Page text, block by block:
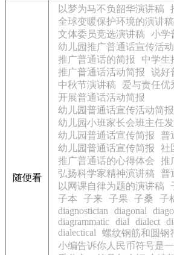
随便看
以梦为马不负韶华演讲稿
全球变暖保护环境的演讲稿
文体委员竞选演讲稿
小学
幼儿园推广普通话宣传活
推广普通话的简报
中学生
推广普通话活动简报
说好
中秋节演讲稿
爱与责任优
开展普通话活动简报
幼儿园普通话宣传活动简报
幼儿园小班家长会班主任
幼儿园普通话宣传简报
普
幼儿园普通话宣传简报
社
推广普通话的心得体会
推
弘扬科学家精神演讲稿
普
以网课自律为题的演讲稿
子本
子来 子果 子桑 子
diagnostician
diagonal
diagrammatic dial dialect
dialectical
螺纹钢筋和圆钢
小编告诉你人民币符号是